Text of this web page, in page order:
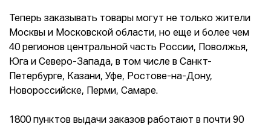
Теперь заказывать товары могут не только жители
Москвы и Московской области, но еще и более чем
40 регионов центральной часть России, Поволжья,
Юга и Северо-Запада, в том числе в Санкт-
Петербурге, Казани, Уфе, Ростове-на-Дону,
Новороссийске, Перми, Самаре.
1800 пунктов выдачи заказов работают в почти 90